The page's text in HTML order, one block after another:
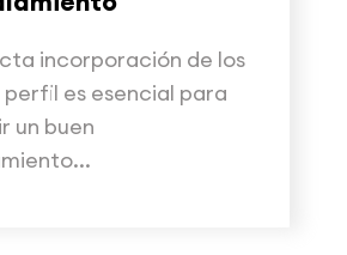
incorporación de los
perfil es esencial para
un buen